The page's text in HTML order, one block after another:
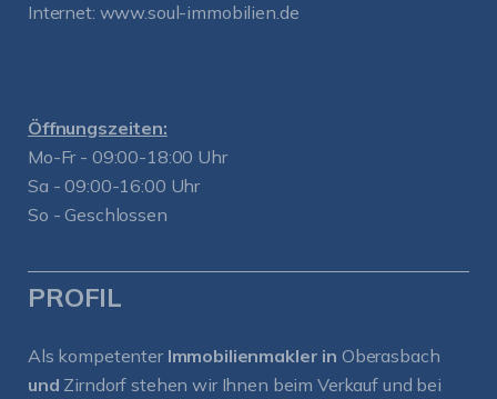
Internet: www.soul-immobilien.de
Öffnungszeiten:
Mo-Fr - 09:00-18:00 Uhr
Sa - 09:00-16:00 Uhr
So - Geschlossen
PROFIL
Als kompetenter Immobilienmakler in Oberasbach
und Zirndorf stehen wir Ihnen beim Verkauf und bei